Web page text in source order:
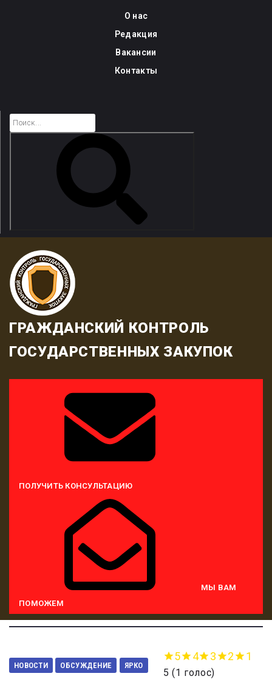
О нас
Редакция
Вакансии
Контакты
ГРАЖДАНСКИЙ КОНТРОЛЬ
ГОСУДАРСТВЕННЫХ ЗАКУПОК
ПОЛУЧИТЬ КОНСУЛЬТАЦИЮ
МЫ ВАМ
ПОМОЖЕМ
НОВОСТИ ОБСУЖДЕНИЕ ЯРКО
5 4 3 2 1
5 (1 голос)